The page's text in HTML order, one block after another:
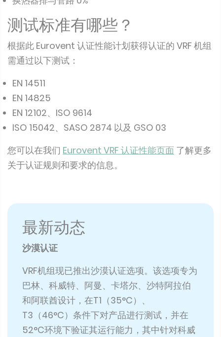
测试标准有哪些？
根据此 Eurovent 认证性能计划获得认证的 VRF 机组
需通过以下测试：
EN 14511
EN 14825
EN 12102、ISO 9614
ISO 15042、SASO 2874 以及 GSO 03
您可以在我们 Eurovent VRF 认证性能页面 了解更多
关于认证规则和要求的信息。
最新动态
沙漠认证
VRF机组现已推出沙漠认证选项。该选项专为
巴林、科威特、阿曼、卡塔尔、沙特阿拉伯
和阿联酋设计，在T1（35°C）、
T3（46°C）条件下对产品进行测试，并在
52°C环境下验证其运行能力，其中针对科威